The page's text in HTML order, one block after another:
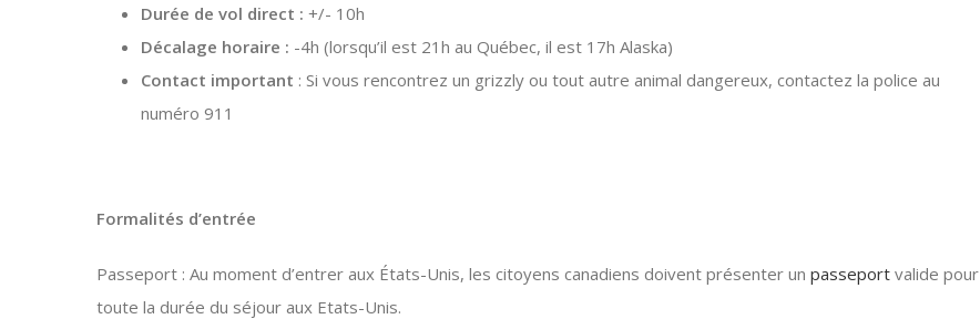
Durée de vol direct : +/- 10h
Décalage horaire : -4h (lorsqu’il est 21h au Québec, il est 17h Alaska)
Contact important : Si vous rencontrez un grizzly ou tout autre animal dangereux, contactez la police au
numéro 911
Formalités d’entrée
Passeport : Au moment d’entrer aux États-Unis, les citoyens canadiens doivent présenter un passeport valide pour
toute la durée du séjour aux Etats-Unis.